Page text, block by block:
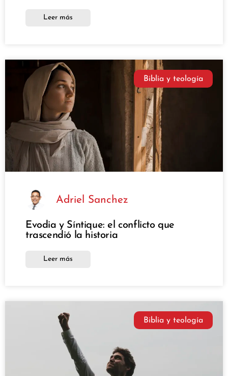
Leer más
Biblia y teología
Adriel Sanchez
Evodia y Síntique: el conflicto que
trascendió la historia
Leer más
Biblia y teología